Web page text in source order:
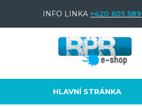
INFO LINKA +420 605 589
HLAVNÍ STRÁNKA